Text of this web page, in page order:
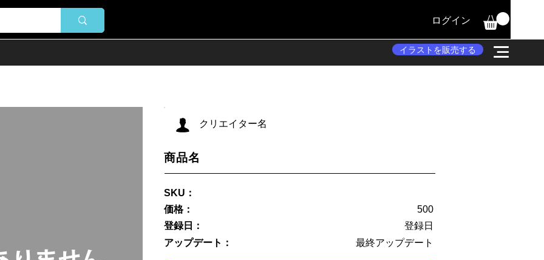
ログイン
イラストを販売する
クリエイター名
商品名
SKU：
価格：
500
登録日：
登録日
アップデート：
最終アップデート